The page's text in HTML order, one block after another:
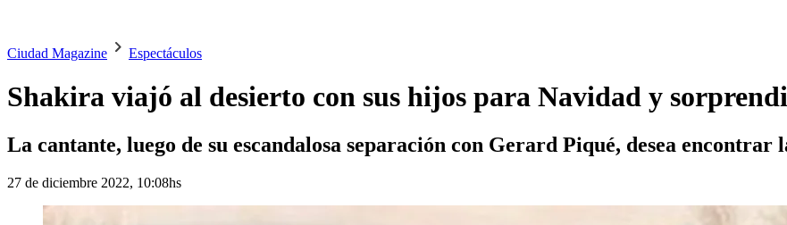
Ciudad Magazine Espectáculos
Shakira viajó al desierto con sus hijos para Navidad y
La cantante, luego de su escandalosa separación con Gerard Piqué, desea encontrar
27 de diciembre 2022, 10:08hs